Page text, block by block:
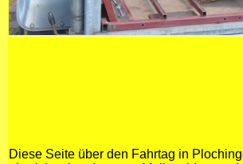
Diese Seite über den Fahrtag in